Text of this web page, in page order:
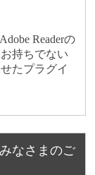
Readerの
持ちでない
たプラグイ
なさまのご